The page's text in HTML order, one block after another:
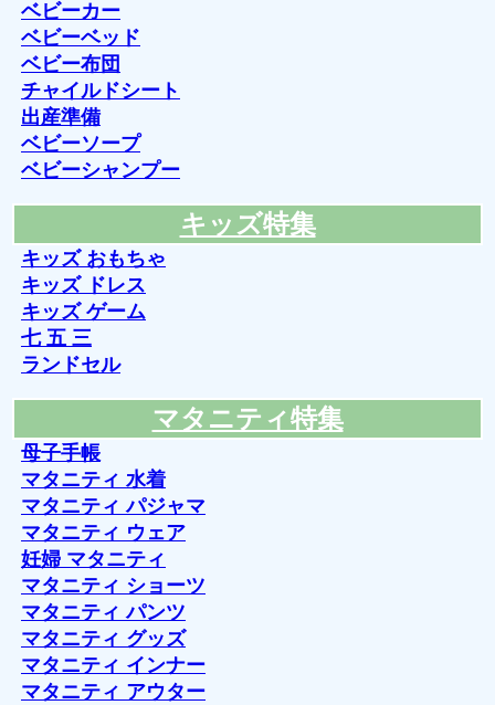
ベビーカー
ベビーベッド
ベビー布団
チャイルドシート
出産準備
ベビーソープ
ベビーシャンプー
キッズ特集
キッズ おもちゃ
キッズ ドレス
キッズ ゲーム
七 五 三
ランドセル
マタニティ特集
母子手帳
マタニティ 水着
マタニティ パジャマ
マタニティ ウェア
妊婦 マタニティ
マタニティ ショーツ
マタニティ パンツ
マタニティ グッズ
マタニティ インナー
マタニティ アウター